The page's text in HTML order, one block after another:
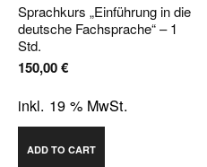
Sprachkurs „Einführung in die
deutsche Fachsprache“ – 1
Std.
150,00€
inkl. 19 % MwSt.
ADD TO CART